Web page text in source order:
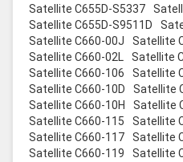
Satellite C655D-S5337
Satellite C655D-S9511D
Satellite C660-00J
Satellite
Satellite C660-02L
Satellite
Satellite C660-106
Satellite
Satellite C660-10D
Satellite
Satellite C660-10H
Satellite
Satellite C660-115
Satellite
Satellite C660-117
Satellite
Satellite C660-119
Satellite